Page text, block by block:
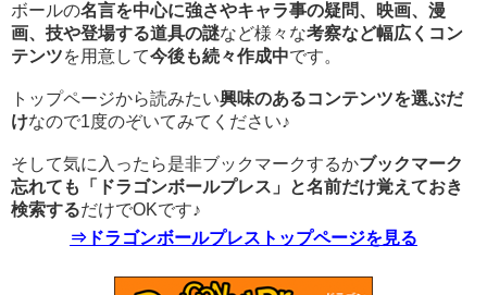
ボールの名言を中心に強さやキャラ事の疑問、映画、漫
画、技や登場する道具の謎など様々な考察など幅広くコン
テンツを用意して今後も続々作成中です。
トップページから読みたい興味のあるコンテンツを選ぶだ
けなので1度のぞいてみてください♪
そして気に入ったら是非ブックマークするかブックマーク
忘れても「ドラゴンボールプレス」と名前だけ覚えておき
検索するだけでOKです♪
⇒ドラゴンボールプレストップページを見る